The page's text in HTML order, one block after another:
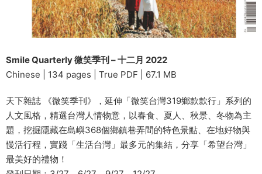
Smile Quarterly 微笑季刊 – 十二月 2022
Chinese | 134 pages | True PDF | 67.1 MB
天下雜誌 《微笑季刊》，延伸「微笑台灣319鄉款款行」系列的
人文風格，精選台灣人情物意，以春食、夏人、秋景、冬物為主
題，挖掘隱藏在島嶼368個鄉鎮巷弄間的特色景點、在地好物與
慢活行程，實踐「生活台灣」最多元的集結，分享「希望台灣」
最美好的禮物！